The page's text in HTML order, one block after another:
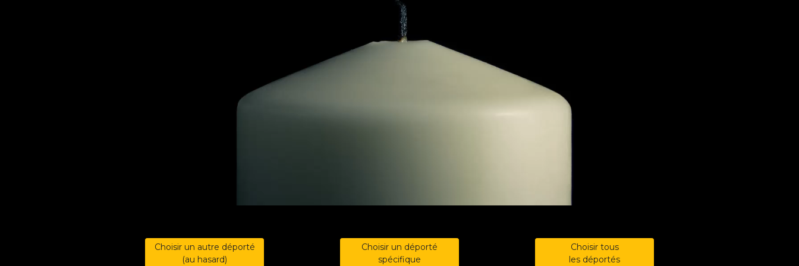
Choisir un autre déporté
(au hasard)
Choisir un déporté
spécifique
Choisir tous
les déportés